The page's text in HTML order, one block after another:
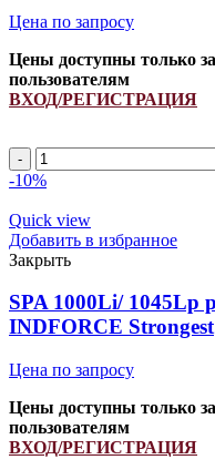
Цена по запросу
Цены доступны только
пользователям
ВХОД/РЕГИСТРАЦИЯ
SPB
1190Li/
ремень
узкоклиновой
INDFORCE
Strongest
quantity
-10%
Quick view
Добавить в избранное
Закрыть
SPA 1000Li/ 1045Lp
INDFORCE Strongest
Цена по запросу
Цены доступны только
пользователям
ВХОД/РЕГИСТРАЦИЯ